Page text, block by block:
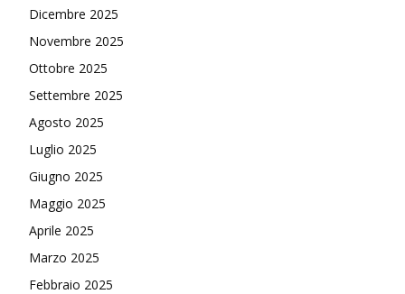
Dicembre 2025
Novembre 2025
Ottobre 2025
Settembre 2025
Agosto 2025
Luglio 2025
Giugno 2025
Maggio 2025
Aprile 2025
Marzo 2025
Febbraio 2025